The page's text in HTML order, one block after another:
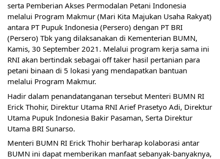
serta Pemberian Akses Permodalan Petani Indonesia
melalui Program Makmur (Mari Kita Majukan Usaha Rakyat)
antara PT Pupuk Indonesia (Persero) dengan PT BRI
(Persero) Tbk yang dilaksanakan di Kementerian BUMN,
Kamis, 30 September 2021. Melalui program kerja sama ini
RNI akan bertindak sebagai off taker hasil pertanian para
petani binaan di 5 lokasi yang mendapatkan bantuan
melalui Program Makmur.
Hadir dalam penandatanganan tersebut Menteri BUMN RI
Erick Thohir, Direktur Utama RNI Arief Prasetyo Adi, Direktur
Utama Pupuk Indonesia Bakir Pasaman, Serta Direktur
Utama BRI Sunarso.
Menteri BUMN RI Erick Thohir berharap kolaborasi antar
BUMN ini dapat memberikan manfaat sebanyak-banyaknya,